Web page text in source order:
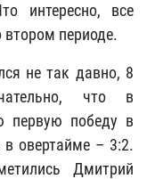
интересно, все
периоде.
не так давно, 8
что в
первую победу в
в овертайме – 3:2.
Дмитрий